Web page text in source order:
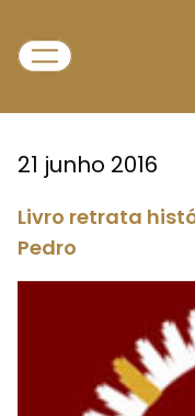
21 junho 2016
Livro retrata
Pedro